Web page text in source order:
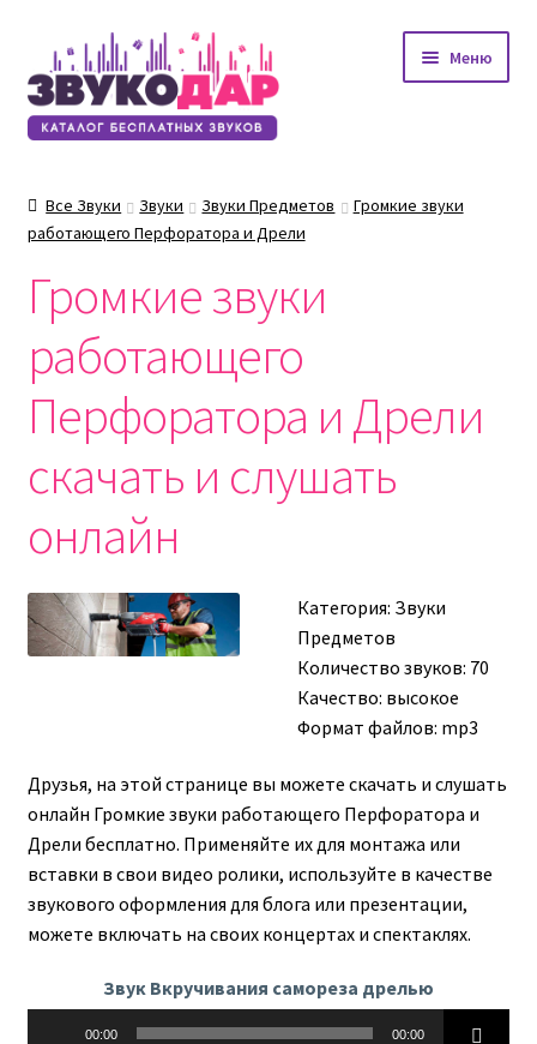
Перейти
к
навигации
Перейти
к
содержимому
Меню
Все Звуки Звуки Звуки Предметов
Громкие звуки
работающего Перфоратора и Дрели
Громкие звуки
работающего
Перфоратора и Дрели
скачать и слушать
онлайн
Категория: Звуки
Предметов
Количество звуков: 70
Качество: высокое
Формат файлов: mp3
Друзья, на этой странице вы можете скачать и слушать
онлайн Громкие звуки работающего Перфоратора и
Дрели бесплатно. Применяйте их для монтажа или
вставки в свои видео ролики, используйте в качестве
звукового оформления для блога или презентации,
можете включать на своих концертах и спектаклях.
Звук Вкручивания самореза дрелью
00:00 00:00